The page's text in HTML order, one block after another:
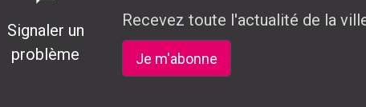
Signaler un
problème
Recevez toute l'actualité de la
Je m'abonne